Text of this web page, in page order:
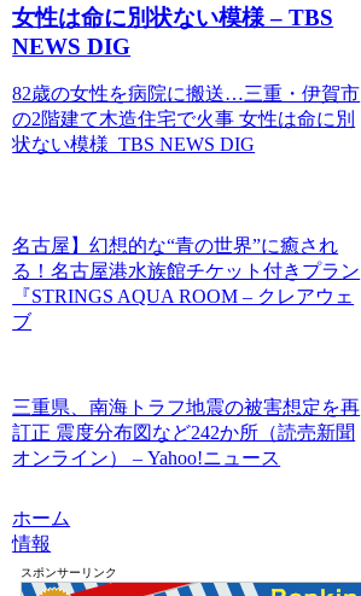
女性は命に別状ない模様 – TBS
NEWS DIG
82歳の女性を病院に搬送…三重・伊賀市
の2階建て木造住宅で火事 女性は命に別
状ない模様 TBS NEWS DIG
名古屋】幻想的な“青の世界”に癒され
る！名古屋港水族館チケット付きプラン
『STRINGS AQUA ROOM – クレアウェ
ブ
三重県、南海トラフ地震の被害想定を再
訂正 震度分布図など242か所（読売新聞
オンライン） – Yahoo!ニュース
ホーム
情報
スポンサーリンク